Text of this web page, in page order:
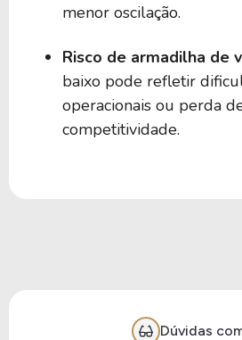
menor oscilação.
Risco de armadilha de
baixo pode refletir
operacionais ou perda
competitividade.
Dúvidas